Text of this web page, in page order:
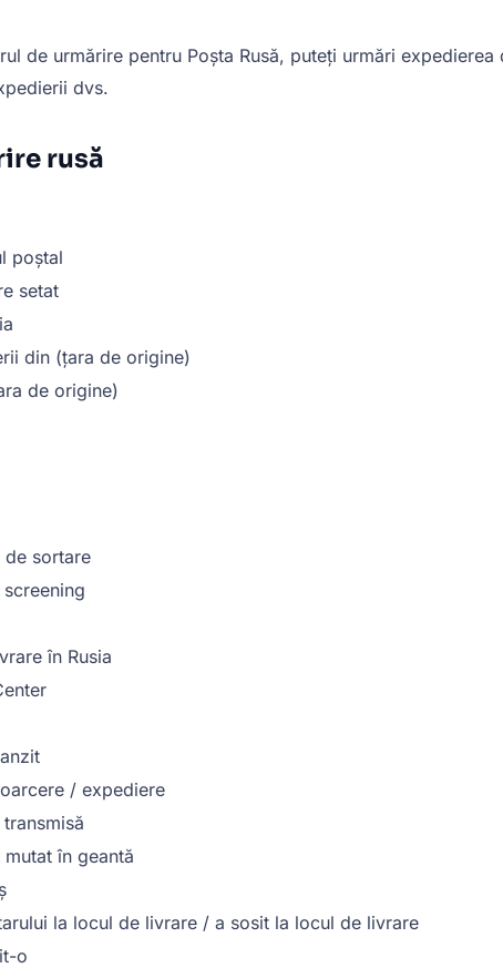
de urmărire pentru Poșta Rusă, puteți urmări
dvs.
rusă
poștal
setat
din (țara de origine)
de origine)
de sortare
în Rusia
/ expediere
în geantă
la locul de livrare / a sosit la locul de livrare
o